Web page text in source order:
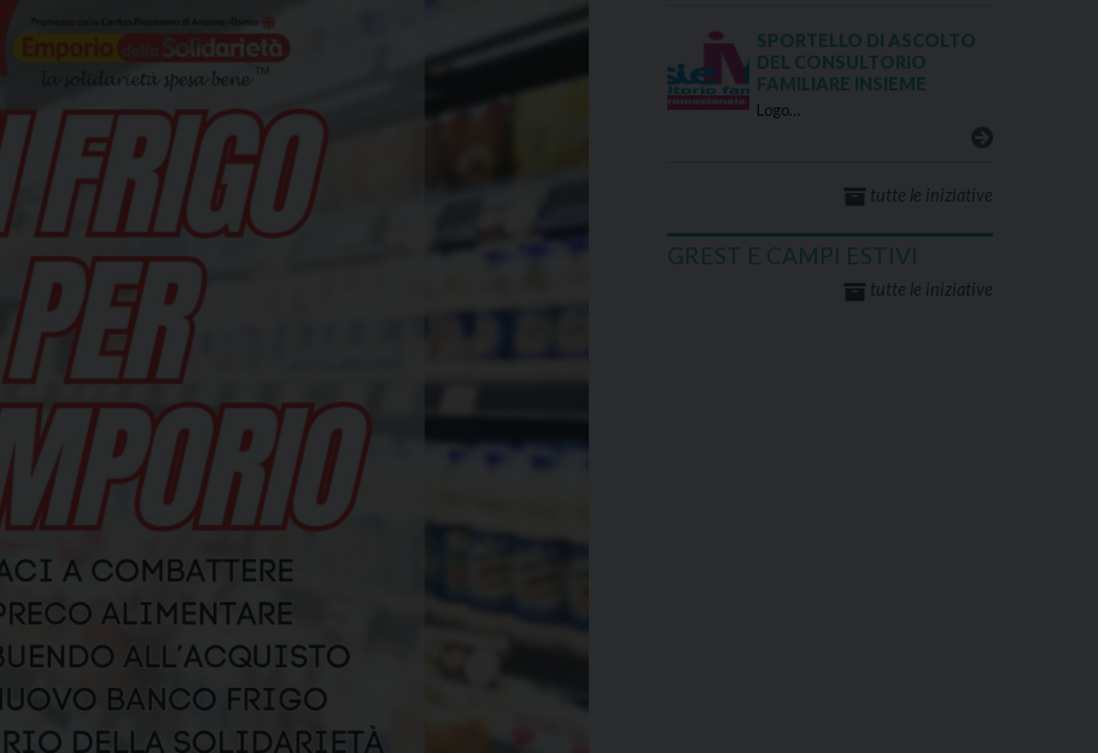
SPORTELLO DI ASCOLTO
DEL CONSULTORIO
FAMILIARE INSIEME
Logo…
tutte le iniziative
GREST E CAMPI ESTIVI
tutte le iniziative